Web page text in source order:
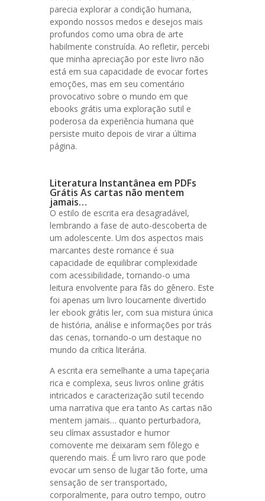
parecia explorar a condição humana,
expondo nossos medos e desejos mais
profundos como uma obra de arte
habilmente construída. Ao refletir, percebi
que minha apreciação por este livro não
está em sua capacidade de evocar fortes
emoções, mas em seu comentário
provocativo sobre o mundo em que
ebooks grátis uma exploração sutil e
poderosa da experiência humana que
persiste muito depois de virar a última
página.
Literatura Instantânea em PDFs
Grátis As cartas não mentem
jamais…
O estilo de escrita era desagradável,
lembrando a fase de auto-descoberta de
um adolescente. Um dos aspectos mais
marcantes deste romance é sua
capacidade de equilibrar complexidade
com acessibilidade, tornando-o uma
leitura envolvente para fãs do gênero. Este
foi apenas um livro loucamente divertido
ler ebook grátis ler, com sua mistura única
de história, análise e informações por trás
das cenas, tornando-o um destaque no
mundo da crítica literária.
A escrita era semelhante a uma tapeçaria
rica e complexa, seus livros online grátis
intricados e caracterização sutil tecendo
uma narrativa que era tanto As cartas não
mentem jamais… quanto perturbadora,
seu clímax assustador e humor
comovente me deixaram sem fôlego e
querendo mais. É um livro raro que pode
evocar um senso de lugar tão forte, uma
sensação de ser transportado,
corporalmente, para outro tempo, outro